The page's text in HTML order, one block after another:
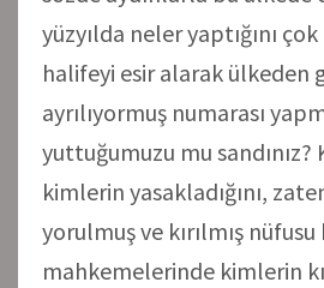
yüzyılda neler yaptığını
halifeyi esir alarak ülkeden
ayrılıyormuş numarası
yuttuğumuzu mu sandınız?
kimlerin yasakladığını,
yorulmuş ve kırılmış
mahkemelerinde kimlerin